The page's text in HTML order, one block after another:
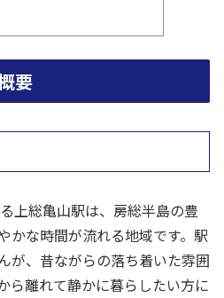
要
上総亀山駅は、房総半島の豊
かな時間が流れる地域です。駅
が、昔ながらの落ち着いた雰囲
ら離れて静かに暮らしたい方に